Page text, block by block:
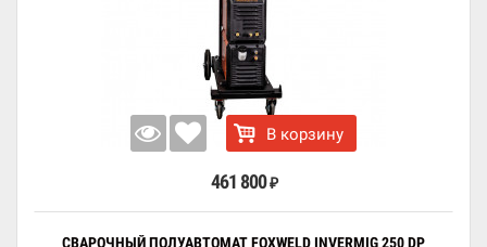
В корзину
461 800 ₽
СВАРОЧНЫЙ ПОЛУАВТОМАТ FOXWELD INVERMIG 250 DP